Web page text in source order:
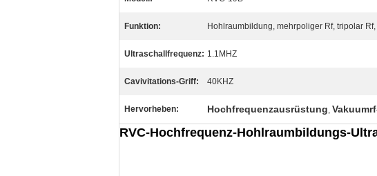
Funktion: Hohlraumbildung, mehrpoliger Rf, tripolar
Ultraschallfrequenz: 1.1MHZ
Cavivitations-Griff: 40KHZ
Hervorheben: Hochfrequenzausrüstung,
RVC-Hochfrequenz-Hohlraumbildungs-